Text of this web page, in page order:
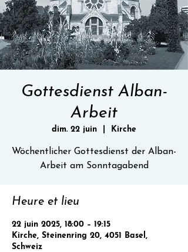
Gottesdienst Alban-
Arbeit
dim. 22 juin Kirche
Wöchentlicher Gottesdienst der Alban-
Heure et lieu
22 juin 2025, 18:00 – 19:15
Kirche, Steinenring 20, 4051 Basel,
Schweiz